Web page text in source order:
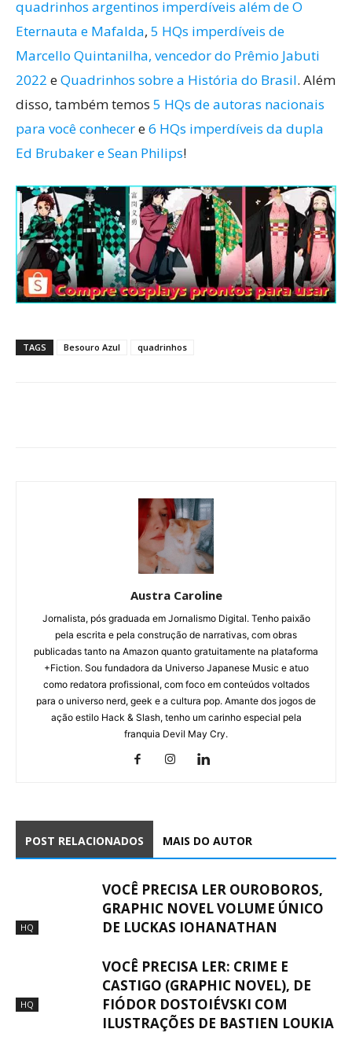
quadrinhos argentinos imperdíveis além de O
Eternauta e Mafalda, 5 HQs imperdíveis de
Marcello Quintanilha, vencedor do Prêmio Jabuti
2022 eQuadrinhos sobre a História do Brasil. Além
disso, também temos 5 HQs de autoras nacionais
para você conhecere6 HQs imperdíveis da dupla
Ed Brubaker e Sean Philips!
TAGS Besouro Azul quadrinhos
Austra Caroline
Jornalista, pós graduada em Jornalismo Digital. Tenho paixão
pela escrita e pela construção de narrativas, com obras
publicadas tanto na Amazon quanto gratuitamente na plataforma
+Fiction. Sou fundadora da Universo Japanese Music e atuo
como redatora profissional, com foco em conteúdos voltados
para o universo nerd, geek e a cultura pop. Amante dos jogos de
ação estilo Hack & Slash, tenho um carinho especial pela
franquia Devil May Cry.
POST RELACIONADOS MAIS DO AUTOR
HQ
VOCÊ PRECISA LER OUROBOROS,
GRAPHIC NOVEL VOLUME ÚNICO
DE LUCKAS IOHANATHAN
HQ
VOCÊ PRECISA LER: CRIME E
CASTIGO (GRAPHIC NOVEL), DE
FIÓDOR DOSTOIÉVSKI COM
ILUSTRAÇÕES DE BASTIEN LOUKIA